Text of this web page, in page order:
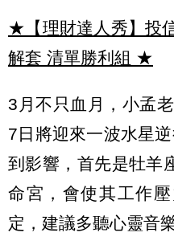
★【理財達人秀】投
解套 清單勝利組 ★
3月不只血月，小孟
7日將迎來一波水星
到影響，首先是牡羊
命宮，會使其工作
定，建議多聽心靈音